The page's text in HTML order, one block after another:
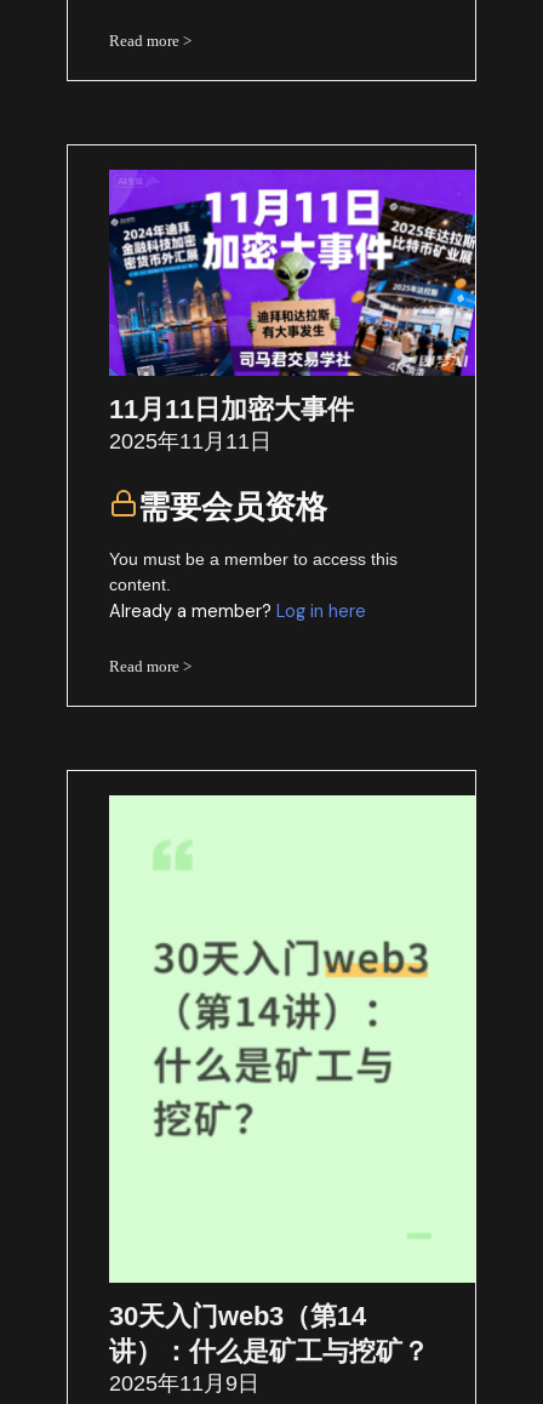
Read more >
11月11日加密大事件
2025年11月11日
需要会员资格
You must be a member to access this
content.
Already a member?Log in here
Read more >
30天入门web3（第14
讲）：什么是矿工与挖矿？
2025年11月9日